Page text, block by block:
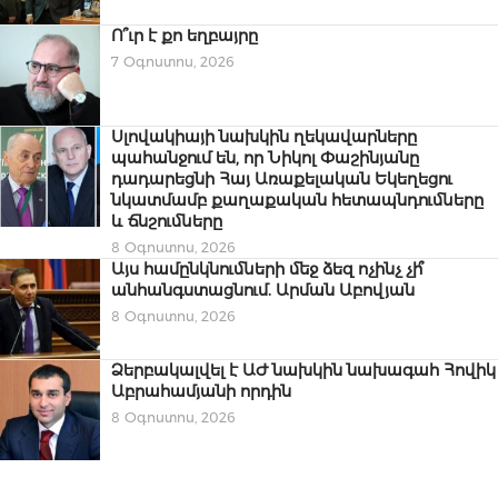
Ո՞ւր է քո եղբայրը
7 Օգոստոս, 2026
Սլովակիայի նախկին ղեկավարները
պահանջում են, որ Նիկոլ Փաշինյանը
դադարեցնի Հայ Առաքելական Եկեղեցու
նկատմամբ քաղաքական հետապնդումները
և ճնշումները
8 Օգոստոս, 2026
Այս համընկնումների մեջ ձեզ ոչինչ չի՞
անհանգստացնում. Արման Աբովյան
8 Օգոստոս, 2026
Ձերբակալվել է ԱԺ նախկին նախագահ Հովիկ
Աբրահամյանի որդին
8 Օգոստոս, 2026